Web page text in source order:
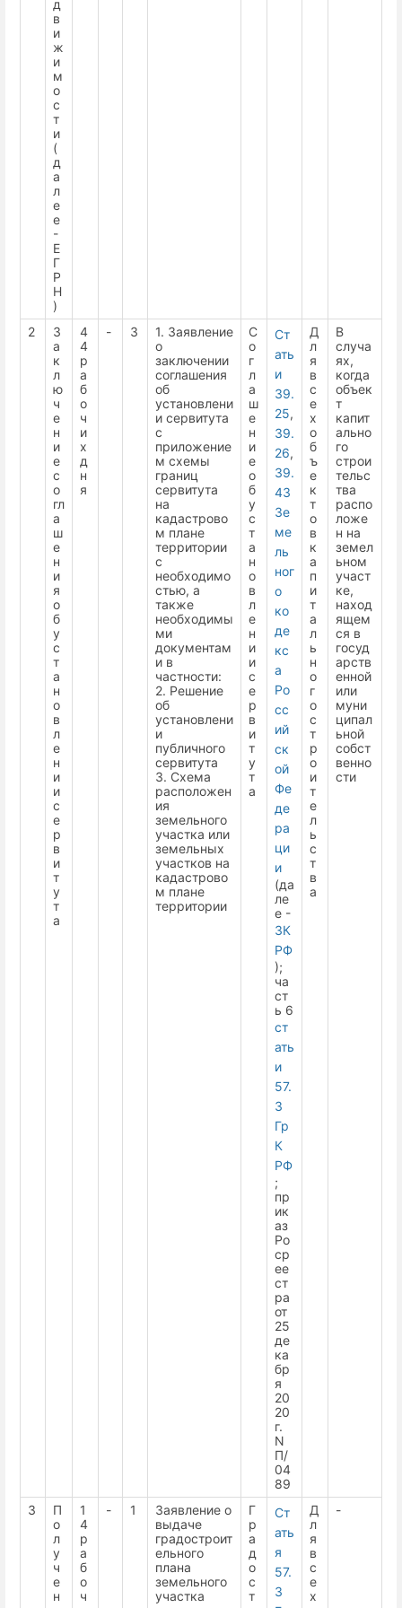
д
в
и
ж
и
м
о
с
т
и
(
д
а
л
е
е
-
Е
Г
Р
Н
)
2
З
а
к
л
ю
ч
е
н
и
е
с
о
гл
а
ш
е
н
и
я
о
б
у
с
т
а
н
о
в
л
е
н
и
и
с
е
р
в
и
т
у
т
а
4
4
р
а
б
о
ч
и
х
д
н
я
- 3
1. Заявление
о
заключении
соглашения
об
установлени
и сервитута
с
приложение
м схемы
границ
сервитута
на
кадастрово
м плане
территории
с
необходимо
стью, а
также
необходимы
ми
документам
и в
частности:
2. Решение
об
установлени
и
публичного
сервитута
3. Схема
расположен
ия
земельного
участка или
земельных
участков на
кадастрово
м плане
территории
С
о
г
л
а
ш
е
н
и
е
о
б
у
с
т
а
н
о
в
л
е
н
и
и
с
е
р
в
и
т
у
т
а
Ст
ать
и
39.
25,
39.
26,
39.
43
Зе
ме
ль
ног
о
ко
де
кс
а
Ро
сс
ий
ск
ой
Фе
де
ра
ци
и
(да
ле
е -
ЗК
РФ
);
ча
ст
ь 6
ст
ать
и
57.
3
Гр
К
РФ
;
пр
ик
аз
Ро
ср
ее
ст
ра
от
25
де
ка
бр
я
20
20
г.
N
П/
04
89
Д
л
я
в
с
е
х
о
б
ъ
е
к
т
о
в
к
а
п
и
т
а
л
ь
н
о
г
о
с
т
р
о
и
т
е
л
ь
с
т
в
а
В
случа
ях,
когда
объек
т
капит
ально
го
строи
тельс
тва
распо
ложе
н на
земел
ьном
участ
ке,
наход
ящем
ся в
госуд
арств
енной
или
муни
ципал
ьной
собст
венно
сти
3
П
о
л
у
ч
е
н
1
4
р
а
б
о
ч
- 1
Заявление о
выдаче
градостроит
ельного
плана
земельного
участка
Г
р
а
д
о
с
т
Ст
ать
я
57.
3
Д
л
я
в
с
е
х
-